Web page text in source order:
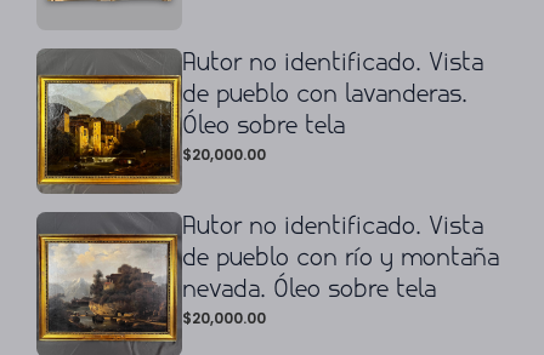
Autor no identificado. Vista
de pueblo con lavanderas.
Óleo sobre tela
$20,000.00
Autor no identificado. Vista
de pueblo con río y montaña
nevada. Óleo sobre tela
$20,000.00